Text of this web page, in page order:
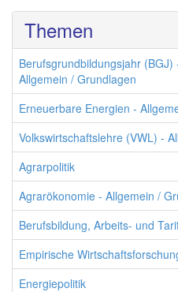
Themen
Berufsgrundbildungsjahr
Allgemein / Grundlagen
Erneuerbare Energien -
Volkswirtschaftslehre (VWL) -
Agrarpolitik
Agrarökonomie - Allgemein /
Berufsbildung, Arbeits- und
Empirische
Energiepolitik